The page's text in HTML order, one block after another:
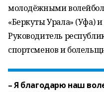
молодёжными
«Беркуты Урала» (Уфа)
Руководитель
спортсменов и
– Я благодарю наш